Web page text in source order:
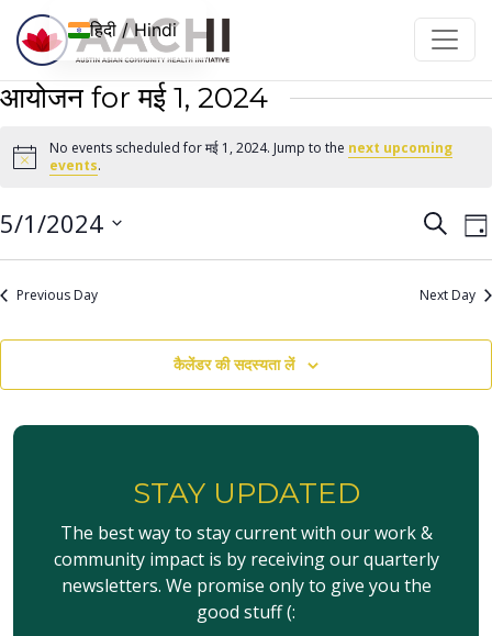
इसे छोड़कर सामग्री पर बढ़ने के लिए
आयोजन for मई 1, 2024
Notice
No events scheduled for मई 1, 2024. Jump to the next upcoming
events.
खोजें
खोज दिन
5/1/2024
तारीख़
चुनें।Previous Day Next Day
कैलेंडर की सदस्यता लें
STAY UPDATED
The best way to stay current with our work &
community impact is by receiving our quarterly
newsletters. We promise only to give you the
good stuff (:
हिदी / Hindi